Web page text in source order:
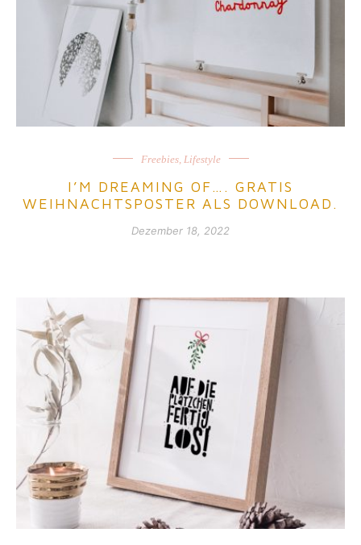
Freebies, Lifestyle
I’M DREAMING OF…. GRATIS
WEIHNACHTSPOSTER ALS DOWNLOAD.
Dezember 18, 2022